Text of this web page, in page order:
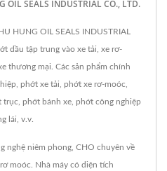
SEALS INDUSTRIAL CO., LTD.
HUNG OIL SEALS INDUSTRIAL
dầu tập trung vào xe tải, xe rơ-
thương mại. Các sản phẩm chính
phớt xe tải, phớt xe rơ-moóc,
phớt bánh xe, phớt công nghiệp
lái, v.v.
nghệ niêm phong, CHO chuyên về
moóc. Nhà máy có diện tích